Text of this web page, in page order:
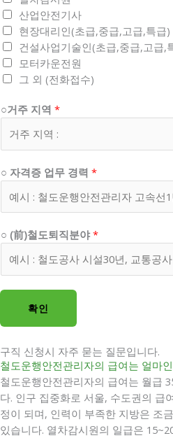
산업안전기사
현장대리인(초급,중급,고급,특급)
건설사업기술인(초급,중급,고급,
모터카운전원
그 외 (전화접수)
역
업
○거주 지역 *
○ 자격증 업무 경력 *
○ (前)철도퇴직분야*
확인
구직 신청시 자주 묻는 질문입니다.
철도운행안전관리자의 급여는 얼마
철도운행안전관리자의 급여는 월급
다. 인구 집중화로 서울, 수도권의 급
정이 되며, 인력이 부족한 지방은 조
있습니다. 열차감시원의 일급은